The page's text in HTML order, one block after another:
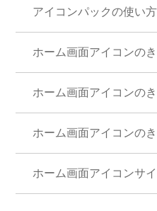
アイコンパックの使い方
ホーム画面アイコンの
ホーム画面アイコンの
ホーム画面アイコンの
ホーム画面アイコンサ